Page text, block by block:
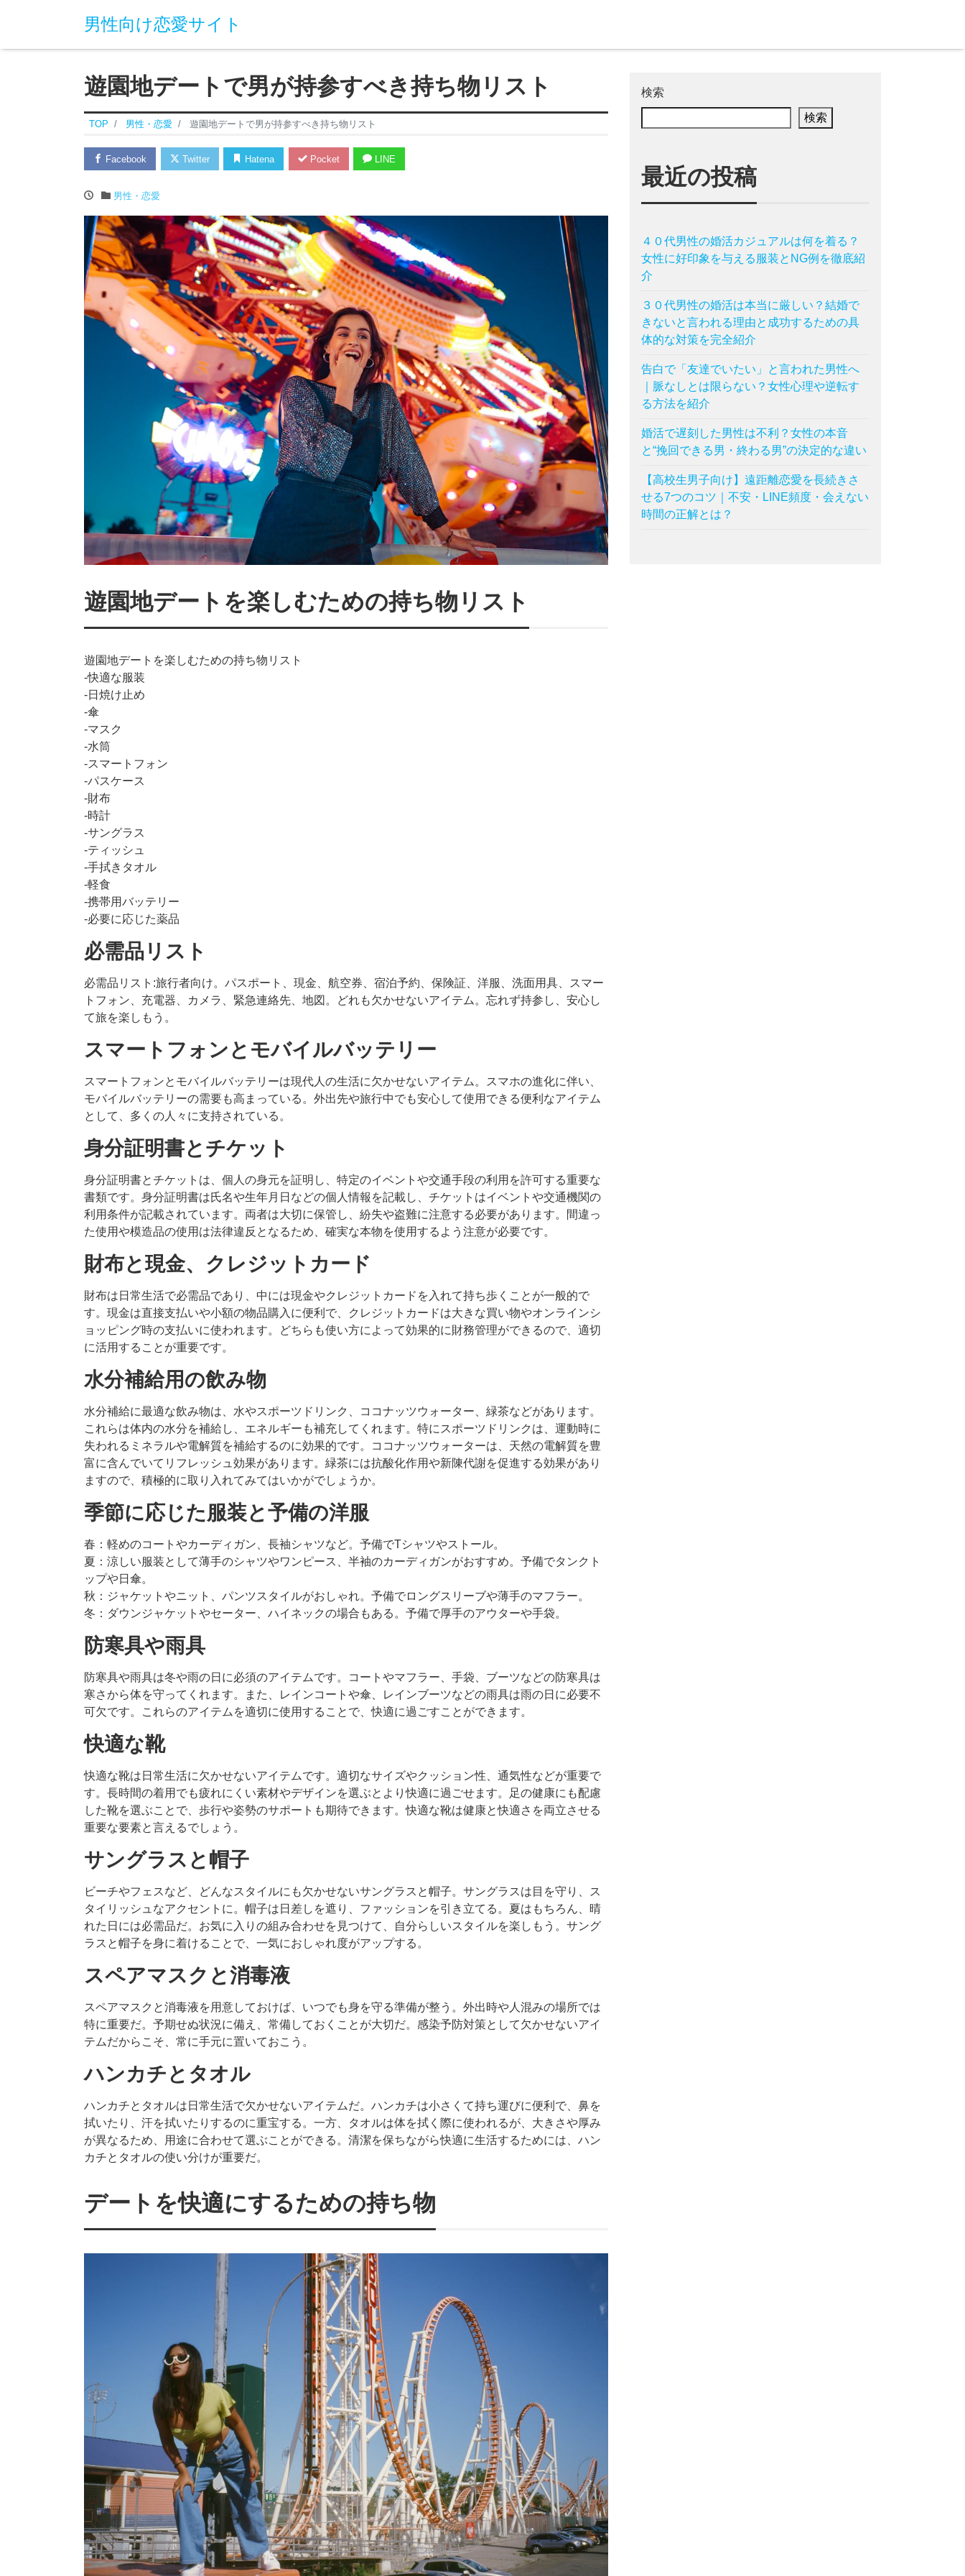
男性向け恋愛サイト
遊園地デートで男が持参すべき持ち物リスト
TOP 男性・恋愛 遊園地デートで男が持参すべき持ち物リスト
Facebook Twitter Hatena Pocket LINE
男性・恋愛
遊園地デートを楽しむための持ち物リスト
遊園地デートを楽しむための持ち物リスト
-快適な服装
-日焼け止め
-傘
-マスク
-水筒
-スマートフォン
-パスケース
-財布
-時計
-サングラス
-ティッシュ
-手拭きタオル
-軽食
-携帯用バッテリー
-必要に応じた薬品
必需品リスト
必需品リスト:旅行者向け。パスポート、現金、航空券、宿泊予約、保険証、洋服、洗面用具、スマー
トフォン、充電器、カメラ、緊急連絡先、地図。どれも欠かせないアイテム。忘れず持参し、安心し
て旅を楽しもう。
スマートフォンとモバイルバッテリー
スマートフォンとモバイルバッテリーは現代人の生活に欠かせないアイテム。スマホの進化に伴い、
モバイルバッテリーの需要も高まっている。外出先や旅行中でも安心して使用できる便利なアイテム
として、多くの人々に支持されている。
身分証明書とチケット
身分証明書とチケットは、個人の身元を証明し、特定のイベントや交通手段の利用を許可する重要な
書類です。身分証明書は氏名や生年月日などの個人情報を記載し、チケットはイベントや交通機関の
利用条件が記載されています。両者は大切に保管し、紛失や盗難に注意する必要があります。間違っ
た使用や模造品の使用は法律違反となるため、確実な本物を使用するよう注意が必要です。
財布と現金、クレジットカード
財布は日常生活で必需品であり、中には現金やクレジットカードを入れて持ち歩くことが一般的で
す。現金は直接支払いや小額の物品購入に便利で、クレジットカードは大きな買い物やオンラインシ
ョッピング時の支払いに使われます。どちらも使い方によって効果的に財務管理ができるので、適切
に活用することが重要です。
水分補給用の飲み物
水分補給に最適な飲み物は、水やスポーツドリンク、ココナッツウォーター、緑茶などがあります。
これらは体内の水分を補給し、エネルギーも補充してくれます。特にスポーツドリンクは、運動時に
失われるミネラルや電解質を補給するのに効果的です。ココナッツウォーターは、天然の電解質を豊
富に含んでいてリフレッシュ効果があります。緑茶には抗酸化作用や新陳代謝を促進する効果があり
ますので、積極的に取り入れてみてはいかがでしょうか。
季節に応じた服装と予備の洋服
春：軽めのコートやカーディガン、長袖シャツなど。予備でTシャツやストール。
夏：涼しい服装として薄手のシャツやワンピース、半袖のカーディガンがおすすめ。予備でタンクト
ップや日傘。
秋：ジャケットやニット、パンツスタイルがおしゃれ。予備でロングスリーブや薄手のマフラー。
冬：ダウンジャケットやセーター、ハイネックの場合もある。予備で厚手のアウターや手袋。
防寒具や雨具
防寒具や雨具は冬や雨の日に必須のアイテムです。コートやマフラー、手袋、ブーツなどの防寒具は
寒さから体を守ってくれます。また、レインコートや傘、レインブーツなどの雨具は雨の日に必要不
可欠です。これらのアイテムを適切に使用することで、快適に過ごすことができます。
快適な靴
快適な靴は日常生活に欠かせないアイテムです。適切なサイズやクッション性、通気性などが重要で
す。長時間の着用でも疲れにくい素材やデザインを選ぶとより快適に過ごせます。足の健康にも配慮
した靴を選ぶことで、歩行や姿勢のサポートも期待できます。快適な靴は健康と快適さを両立させる
重要な要素と言えるでしょう。
サングラスと帽子
ビーチやフェスなど、どんなスタイルにも欠かせないサングラスと帽子。サングラスは目を守り、ス
タイリッシュなアクセントに。帽子は日差しを遮り、ファッションを引き立てる。夏はもちろん、晴
れた日には必需品だ。お気に入りの組み合わせを見つけて、自分らしいスタイルを楽しもう。サング
ラスと帽子を身に着けることで、一気におしゃれ度がアップする。
スペアマスクと消毒液
スペアマスクと消毒液を用意しておけば、いつでも身を守る準備が整う。外出時や人混みの場所では
特に重要だ。予期せぬ状況に備え、常備しておくことが大切だ。感染予防対策として欠かせないアイ
テムだからこそ、常に手元に置いておこう。
ハンカチとタオル
ハンカチとタオルは日常生活で欠かせないアイテムだ。ハンカチは小さくて持ち運びに便利で、鼻を
拭いたり、汗を拭いたりするのに重宝する。一方、タオルは体を拭く際に使われるが、大きさや厚み
が異なるため、用途に合わせて選ぶことができる。清潔を保ちながら快適に生活するためには、ハン
カチとタオルの使い分けが重要だ。
デートを快適にするための持ち物
検索
検索
最近の投稿
４０代男性の婚活カジュアルは何を着る？
女性に好印象を与える服装とNG例を徹底紹
介
３０代男性の婚活は本当に厳しい？結婚で
きないと言われる理由と成功するための具
体的な対策を完全紹介
告白で「友達でいたい」と言われた男性へ
｜脈なしとは限らない？女性心理や逆転す
る方法を紹介
婚活で遅刻した男性は不利？女性の本音
と“挽回できる男・終わる男”の決定的な違い
【高校生男子向け】遠距離恋愛を長続きさ
せる7つのコツ｜不安・LINE頻度・会えない
時間の正解とは？